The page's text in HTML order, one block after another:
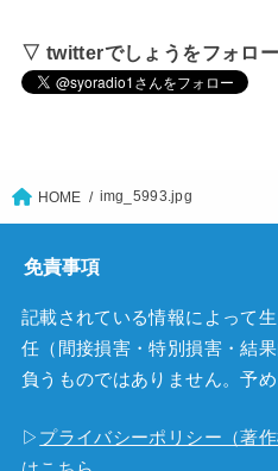
▽ twitterでしょうをフォロ
HOME img_5993.jpg
免責事項
記載されている情報によって
任（間接損害・特別損害・結
負うものではありません。予め
▷ プライバシーポリシー（著